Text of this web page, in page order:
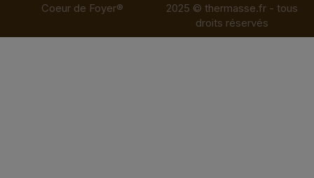
Coeur de Foyer®
2025 © thermasse.fr - tous
droits réservés